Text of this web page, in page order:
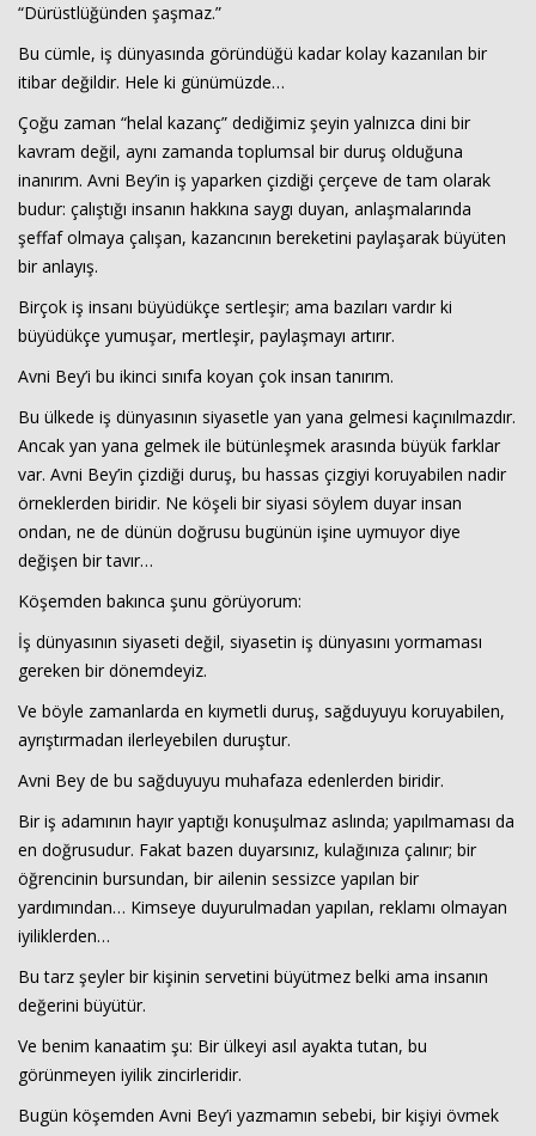
“Dürüstlüğünden şaşmaz.”
Bu cümle, iş dünyasında göründüğü kadar kolay kazanılan bir
itibar değildir. Hele ki günümüzde…
Çoğu zaman “helal kazanç” dediğimiz şeyin yalnızca dini bir
kavram değil, aynı zamanda toplumsal bir duruş olduğuna
inanırım. Avni Bey’in iş yaparken çizdiği çerçeve de tam olarak
budur: çalıştığı insanın hakkına saygı duyan, anlaşmalarında
şeffaf olmaya çalışan, kazancının bereketini paylaşarak büyüten
bir anlayış.
Birçok iş insanı büyüdükçe sertleşir; ama bazıları vardır ki
büyüdükçe yumuşar, mertleşir, paylaşmayı artırır.
Avni Bey’i bu ikinci sınıfa koyan çok insan tanırım.
Bu ülkede iş dünyasının siyasetle yan yana gelmesi kaçınılmazdır.
Ancak yan yana gelmek ile bütünleşmek arasında büyük farklar
var. Avni Bey’in çizdiği duruş, bu hassas çizgiyi koruyabilen nadir
örneklerden biridir. Ne köşeli bir siyasi söylem duyar insan
ondan, ne de dünün doğrusu bugünün işine uymuyor diye
değişen bir tavır…
Köşemden bakınca şunu görüyorum:
İş dünyasının siyaseti değil, siyasetin iş dünyasını yormaması
gereken bir dönemdeyiz.
Ve böyle zamanlarda en kıymetli duruş, sağduyuyu koruyabilen,
ayrıştırmadan ilerleyebilen duruştur.
Avni Bey de bu sağduyuyu muhafaza edenlerden biridir.
Bir iş adamının hayır yaptığı konuşulmaz aslında; yapılmaması da
en doğrusudur. Fakat bazen duyarsınız, kulağınıza çalınır; bir
öğrencinin bursundan, bir ailenin sessizce yapılan bir
yardımından… Kimseye duyurulmadan yapılan, reklamı olmayan
iyiliklerden…
Bu tarz şeyler bir kişinin servetini büyütmez belki ama insanın
değerini büyütür.
Ve benim kanaatim şu: Bir ülkeyi asıl ayakta tutan, bu
görünmeyen iyilik zincirleridir.
Bugün köşemden Avni Bey’i yazmamın sebebi, bir kişiyi övmek
Haberin Doğru Adresi.